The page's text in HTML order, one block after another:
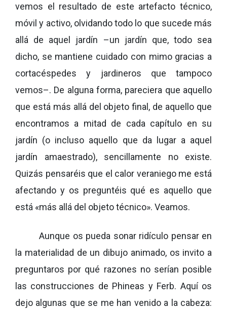
vemos el resultado de este artefacto técnico,
móvil y activo, olvidando todo lo que sucede más
allá de aquel jardín –un jardín que, todo sea
dicho, se mantiene cuidado con mimo gracias a
cortacéspedes y jardineros que tampoco
vemos–. De alguna forma, pareciera que aquello
que está más allá del objeto final, de aquello que
encontramos a mitad de cada capítulo en su
jardín (o incluso aquello que da lugar a aquel
jardín amaestrado), sencillamente no existe.
Quizás pensaréis que el calor veraniego me está
afectando y os preguntéis qué es aquello que
está «más allá del objeto técnico». Veamos.
Aunque os pueda sonar ridículo pensar en
la materialidad de un dibujo animado, os invito a
preguntaros por qué razones no serían posible
las construcciones de Phineas y Ferb. Aquí os
dejo algunas que se me han venido a la cabeza: